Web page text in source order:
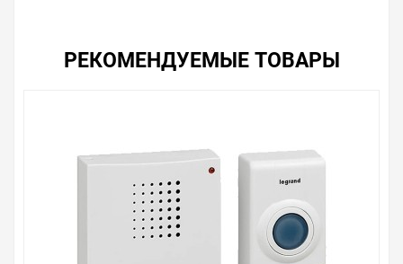
- Встроенная вспышка
Электропитание:
- звонок: 3 батареи АА 1,5 В (не поставляются)
- дверная кнопка: 1 батарея CR2032 (входит в
РЕКОМЕНДУЕМЫЕ ТОВАРЫ